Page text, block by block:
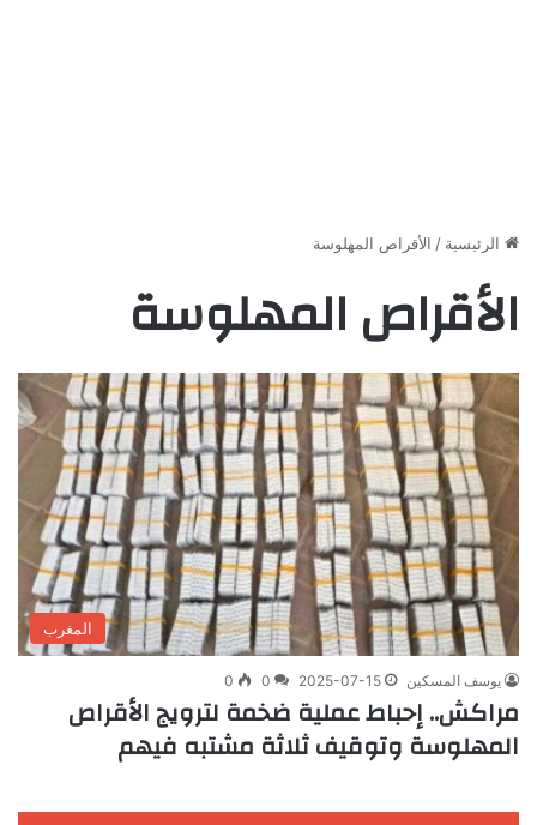
الرئيسية / الأقراص المهلوسة
الأقراص المهلوسة
المغرب
يوسف المسكين 2025-07-15
0
0
مراكش.. إحباط عملية ضخمة لترويج الأقراص
المهلوسة وتوقيف ثلاثة مشتبه فيهم